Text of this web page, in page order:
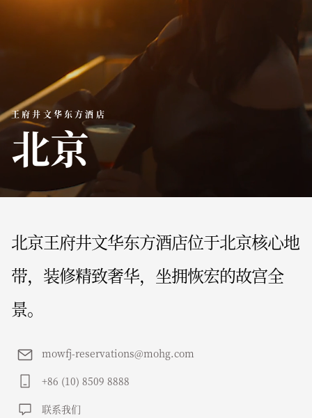
王府井文华东方酒店
北京
北京王府井文华东方酒店位于北京核心地
带，装修精致奢华，坐拥恢宏的故宫全
景。
mowfj-reservations@mohg.com
+86 (10) 8509 8888
联系我们